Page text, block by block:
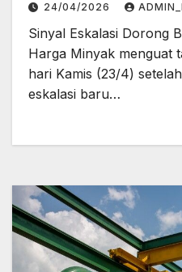
24/04/2026
Sinyal Eskalasi Dorong
Harga Minyak menguat
hari Kamis (23/4)
eskalasi baru…